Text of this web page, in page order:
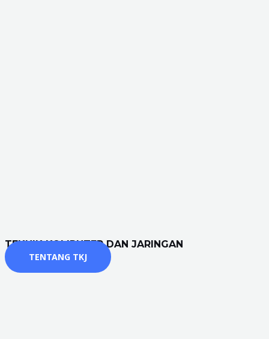
TEKNIK KOMPUTER DAN JARINGAN
TENTANG TKJ